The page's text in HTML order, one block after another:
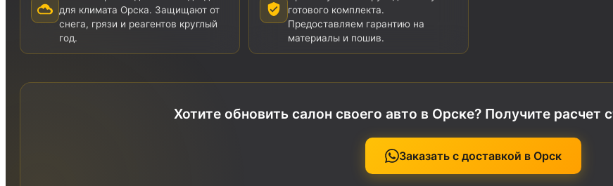
для климата Орска. Защищают от
снега, грязи и реагентов круглый
год.
готового комплекта.
Предоставляем гарантию на
материалы и пошив.
Хотите обновить салон своего авто в Орске? Получите расчет
Заказать с доставкой в Орск